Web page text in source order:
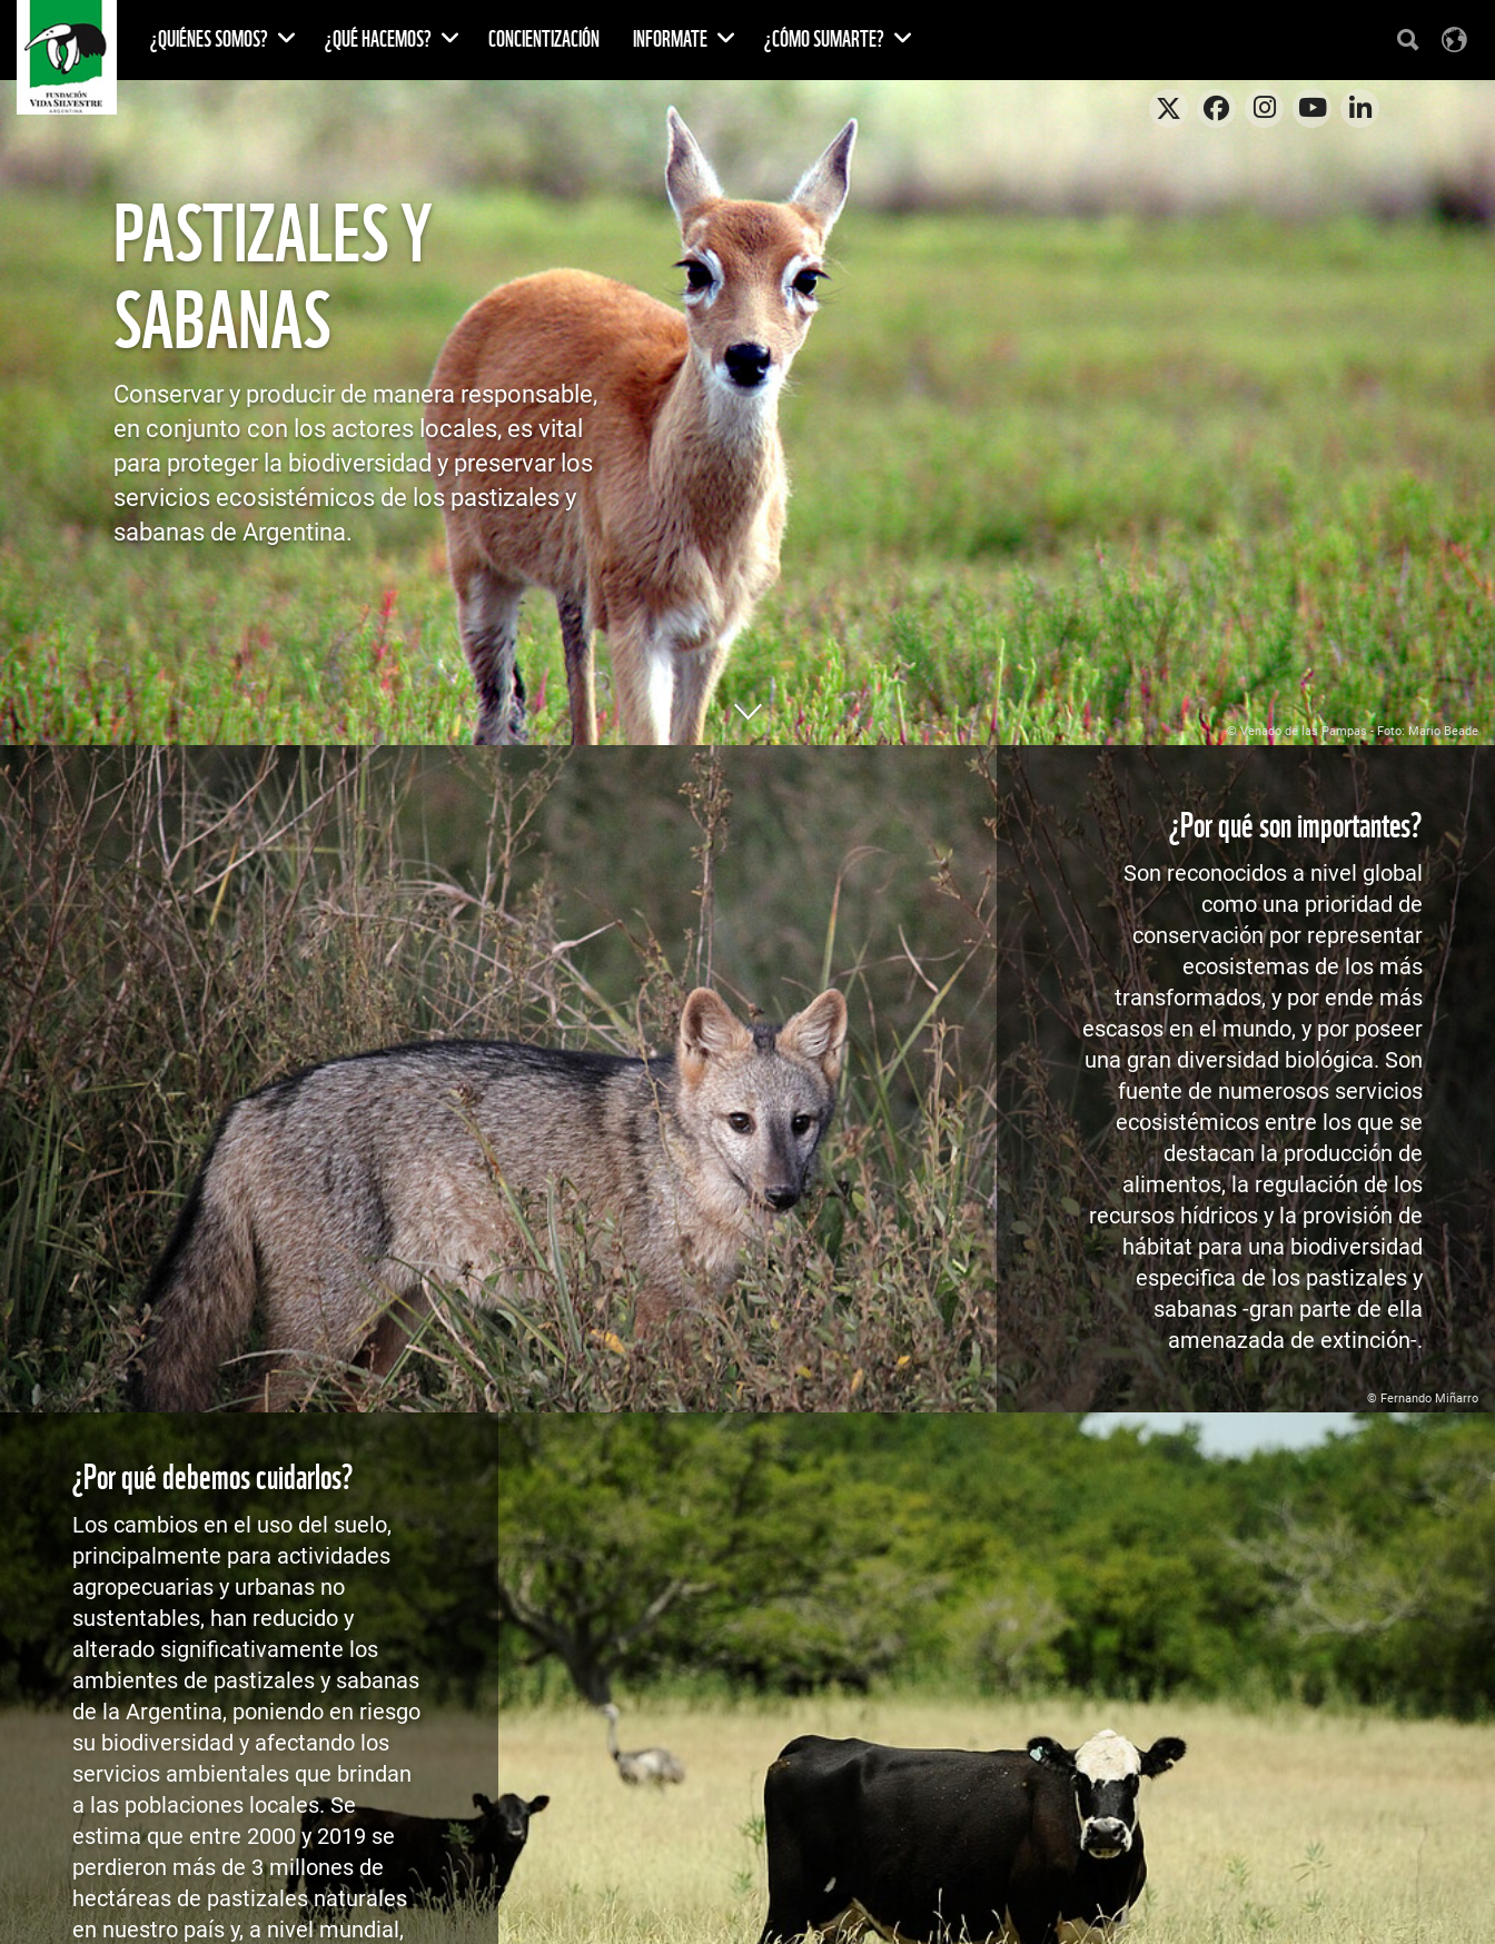
¿QUIÉNES SOMOS? ¿QUÉ HACEMOS? CONCIENTIZACIÓN INFORMATE ¿CÓMO SUMARTE?
PASTIZALES Y
SABANAS
Conservar y producir de manera responsable,
en conjunto con los actores locales, es vital
para proteger la biodiversidad y preservar los
servicios ecosistémicos de los pastizales y
sabanas de Argentina.
© Venado de las Pampas - Foto: Mario Beade
¿Por qué son importantes?
Son reconocidos a nivel global
como una prioridad de
conservación por representar
ecosistemas de los más
transformados, y por ende más
escasos en el mundo, y por poseer
una gran diversidad biológica. Son
fuente de numerosos servicios
ecosistémicos entre los que se
destacan la producción de
alimentos, la regulación de los
recursos hídricos y la provisión de
hábitat para una biodiversidad
especifica de los pastizales y
sabanas -gran parte de ella
amenazada de extinción-.
© Fernando Miñarro
¿Por qué debemos cuidarlos?
Los cambios en el uso del suelo,
principalmente para actividades
agropecuarias y urbanas no
sustentables, han reducido y
alterado significativamente los
ambientes de pastizales y sabanas
de la Argentina, poniendo en riesgo
su biodiversidad y afectando los
servicios ambientales que brindan
a las poblaciones locales. Se
estima que entre 2000 y 2019 se
perdieron más de 3 millones de
hectáreas de pastizales naturales
en nuestro país y, a nivel mundial,